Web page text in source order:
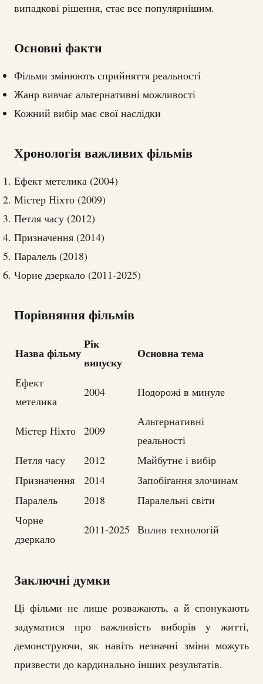
випадкові рішення, стає все популярнішим.
Основні факти
Фільми змінюють сприйняття реальності
Жанр вивчає альтернативні можливості
Кожний вибір має свої наслідки
Хронологія важливих фільмів
Ефект метелика (2004)
Містер Ніхто (2009)
Петля часу (2012)
Призначення (2014)
Паралель (2018)
Чорне дзеркало (2011-2025)
Порівняння фільмів
Назва фільму
Рік
випуску
Основна тема
Ефект
метелика
2004 Подорожі в минуле
Містер Ніхто 2009
Альтернативні
реальності
Петля часу
2012
Майбутнє і вибір
Призначення
2014
Запобігання злочинам
Паралель
2018
Паралельні світи
Чорне
дзеркало
2011-2025 Вплив технологій
Заключні думки
Ці фільми не лише розважають, а й спонукають
задуматися про важливість виборів у житті,
демонструючи, як навіть незначні зміни можуть
призвести до кардинально інших результатів.